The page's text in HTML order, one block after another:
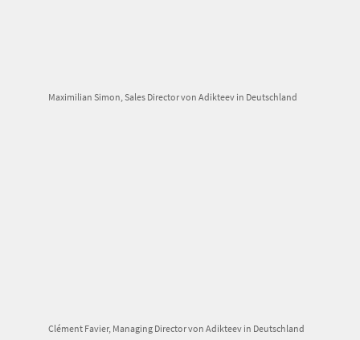
Maximilian Simon, Sales Director von Adikteev in Deutschland
Clément Favier, Managing Director von Adikteev in Deutschland